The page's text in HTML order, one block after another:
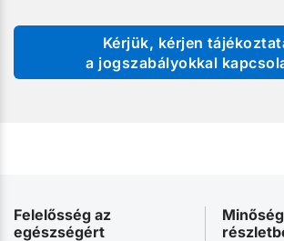
Kérjük, kérjen
a jogszabályokkal
Felelősség az
egészségért